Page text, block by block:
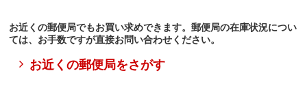
お近くの郵便局でもお買い求めできます。郵便局の在庫状況につい
ては、お手数ですが直接お問い合わせください。
お近くの郵便局をさがす